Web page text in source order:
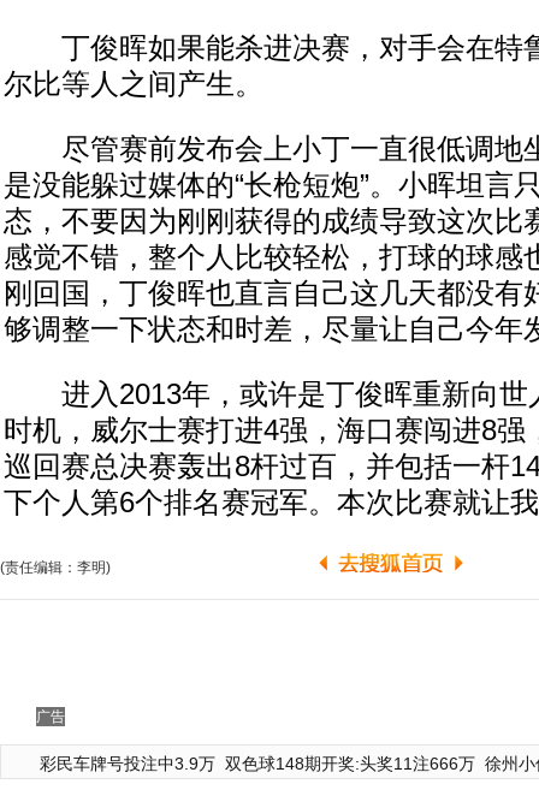
丁俊晖如果能杀进决赛，对手会在特
尔比等人之间产生。
尽管赛前发布会上小丁一直很低调地
是没能躲过媒体的“长枪短炮”。小晖坦言
态，不要因为刚刚获得的成绩导致这次比
感觉不错，整个人比较轻松，打球的球感
刚回国，丁俊晖也直言自己这几天都没有
够调整一下状态和时差，尽量让自己今年
进入2013年，或许是丁俊晖重新向世
时机，威尔士赛打进4强，海口赛闯进8强
巡回赛总决赛轰出8杆过百，并包括一杆
下个人第6个排名赛冠军。本次比赛就让
(责任编辑：李明)
广告
彩民车牌号投注中3.9万 双色球148期开奖:头奖11注666万 徐州